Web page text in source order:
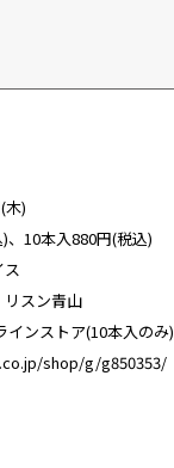
木)
、10本入880円(税込)
スン青山
トア(10本入のみ)
shop/g/g850353/